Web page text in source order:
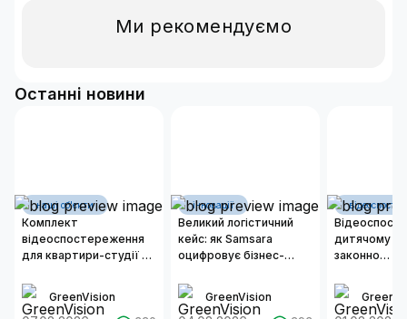
Ми рекомендуємо
Останні новини
наші об'єкти
Комплект
відеоспостереження
для квартири-студії 50
GreenVision
інновації
Великий логістичний
кейс: як Samsara
оцифровує бізнес-
автопарків
GreenVision
дитячому
законно
та як
надійну